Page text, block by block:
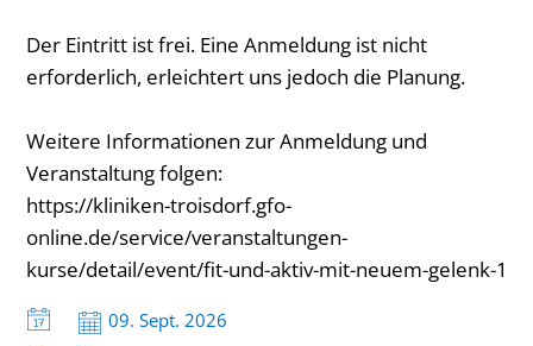
Der Eintritt ist frei. Eine Anmeldung ist nicht
erforderlich, erleichtert uns jedoch die Planung.
Weitere Informationen zur Anmeldung und
Veranstaltung folgen:
https://kliniken-troisdorf.gfo-
online.de/service/veranstaltungen-
kurse/detail/event/fit-und-aktiv-mit-neuem-gelenk-1
Datum:
09. Sept. 2026